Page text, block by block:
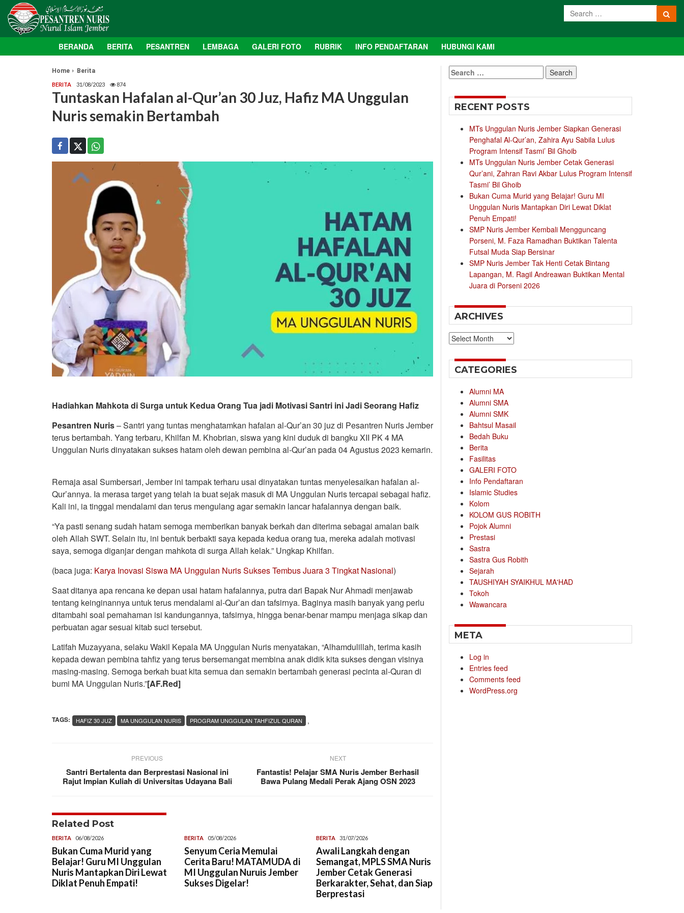
BERANDA BERITA PESANTREN LEMBAGA GALERI FOTO RUBRIK INFO PENDAFTARAN HUBUNGI KAMI
Home Berita
BERITA 31/08/2023 874
Tuntaskan Hafalan al-Qur’an 30 Juz, Hafiz MA Unggulan
Nuris semakin Bertambah
Hadiahkan Mahkota di Surga untuk Kedua Orang Tua jadi Motivasi Santri ini Jadi Seorang Hafiz
Pesantren Nuris– Santri yang tuntas menghatamkan hafalan al-Qur’an 30 juz di Pesantren Nuris Jember
terus bertambah. Yang terbaru, Khilfan M. Khobrian, siswa yang kini duduk di bangku XII PK 4 MA
Unggulan Nuris dinyatakan sukses hatam oleh dewan pembina al-Qur’an pada 04 Agustus 2023 kemarin.
Remaja asal Sumbersari, Jember ini tampak terharu usai dinyatakan tuntas menyelesaikan hafalan al-
Qur’annya. Ia merasa target yang telah ia buat sejak masuk di MA Unggulan Nuris tercapai sebagai hafiz.
Kali ini, ia tinggal mendalami dan terus mengulang agar semakin lancar hafalannya dengan baik.
“Ya pasti senang sudah hatam semoga memberikan banyak berkah dan diterima sebagai amalan baik
oleh Allah SWT. Selain itu, ini bentuk berbakti saya kepada kedua orang tua, mereka adalah motivasi
saya, semoga diganjar dengan mahkota di surga Allah kelak.” Ungkap Khilfan.
(baca juga: Karya Inovasi Siswa MA Unggulan Nuris Sukses Tembus Juara 3 Tingkat Nasional)
Saat ditanya apa rencana ke depan usai hatam hafalannya, putra dari Bapak Nur Ahmadi menjawab
tentang keinginannya untuk terus mendalami al-Qur’an dan tafsirnya. Baginya masih banyak yang perlu
ditambahi soal pemahaman isi kandungannya, tafsirnya, hingga benar-benar mampu menjaga sikap dan
perbuatan agar sesuai kitab suci tersebut.
Latifah Muzayyana, selaku Wakil Kepala MA Unggulan Nuris menyatakan, “Alhamdulillah, terima kasih
kepada dewan pembina tahfiz yang terus bersemangat membina anak didik kita sukses dengan visinya
masing-masing. Semoga berkah buat kita semua dan semakin bertambah generasi pecinta al-Quran di
bumi MA Unggulan Nuris.”[AF.Red]
TAGS: ,
HAFIZ 30 JUZ MA UNGGULAN NURIS PROGRAM UNGGULAN TAHFIZUL QURAN
PREVIOUS
Santri Bertalenta dan Berprestasi Nasional ini
Rajut Impian Kuliah di Universitas Udayana Bali
NEXT
Fantastis! Pelajar SMA Nuris Jember Berhasil
Bawa Pulang Medali Perak Ajang OSN 2023
Related Post
BERITA 06/08/2026
Bukan Cuma Murid yang
Belajar! Guru MI Unggulan
Nuris Mantapkan Diri Lewat
Diklat Penuh Empati!
BERITA 05/08/2026
Senyum Ceria Memulai
Cerita Baru! MATAMUDA di
MI Unggulan Nuruis Jember
Sukses Digelar!
BERITA 31/07/2026
Awali Langkah dengan
Semangat, MPLS SMA Nuris
Jember Cetak Generasi
Berkarakter, Sehat, dan Siap
Berprestasi
Search
for:
RECENT POSTS
MTs Unggulan Nuris Jember Siapkan Generasi
Penghafal Al-Qur’an, Zahira Ayu Sabila Lulus
Program Intensif Tasmi’ Bil Ghoib
MTs Unggulan Nuris Jember Cetak Generasi
Qur’ani, Zahran Ravi Akbar Lulus Program Intensif
Tasmi’ Bil Ghoib
Bukan Cuma Murid yang Belajar! Guru MI
Unggulan Nuris Mantapkan Diri Lewat Diklat
Penuh Empati!
SMP Nuris Jember Kembali Mengguncang
Porseni, M. Faza Ramadhan Buktikan Talenta
Futsal Muda Siap Bersinar
SMP Nuris Jember Tak Henti Cetak Bintang
Lapangan, M. Ragil Andreawan Buktikan Mental
Juara di Porseni 2026
ARCHIVES
Archives
CATEGORIES
Alumni MA
Alumni SMA
Alumni SMK
Bahtsul Masail
Bedah Buku
Berita
Fasilitas
GALERI FOTO
Info Pendaftaran
Islamic Studies
Kolom
KOLOM GUS ROBITH
Pojok Alumni
Prestasi
Sastra
Sastra Gus Robith
Sejarah
TAUSHIYAH SYAIKHUL MA'HAD
Tokoh
Wawancara
META
Log in
Entries feed
Comments feed
WordPress.org